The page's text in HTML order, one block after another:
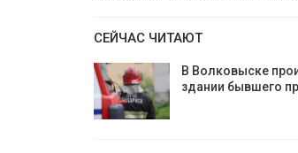
СЕЙЧАС ЧИТАЮТ
В Волковыске
здании бывшего